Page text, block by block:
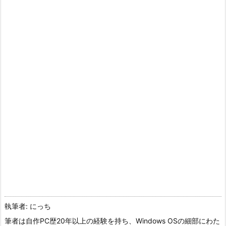
執筆者: にっち
筆者は自作PC歴20年以上の経験を持ち、Windows OSの細部にわた